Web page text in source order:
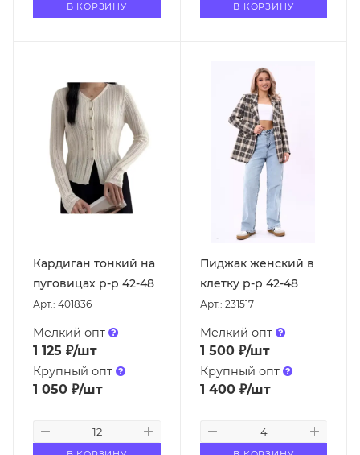
В КОРЗИНУ В КОРЗИНУ
Кардиган тонкий на
пуговицах р-р 42-48
Арт.: 401836
Мелкий опт
1 125 ₽/шт
Крупный опт
1 050 ₽/шт
Пиджак женский в
клетку р-р 42-48
Арт.: 231517
Мелкий опт
1 500₽/шт
Крупный опт
1 400₽/шт